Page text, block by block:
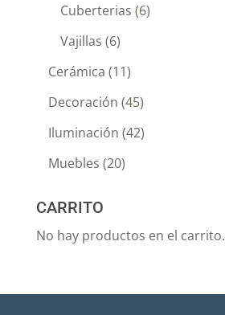
Cuberterias (6)
Vajillas (6)
Cerámica (11)
Decoración (45)
Iluminación (42)
Muebles (20)
CARRITO
No hay productos en el carrito.